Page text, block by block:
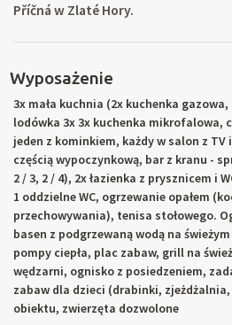
Příčná w Zlaté Hory.
Wyposażenie
3x mała kuchnia (2x kuchenka
lodówka 3x 3x kuchenka mikrofalowa,
jeden z kominkiem, każdy w salon z
częścią wypoczynkową, bar z kranu -
2 / 3, 2 / 4), 2x łazienka z prysznicem i
1 oddzielne WC, ogrzewanie opałem
przechowywania), tenisa stołowego.
basen z podgrzewaną wodą na
pompy ciepła, plac zabaw, grill na
wędzarni, ognisko z posiedzeniem,
zabaw dla dzieci (drabinki,
obiektu, zwierzęta dozwolone